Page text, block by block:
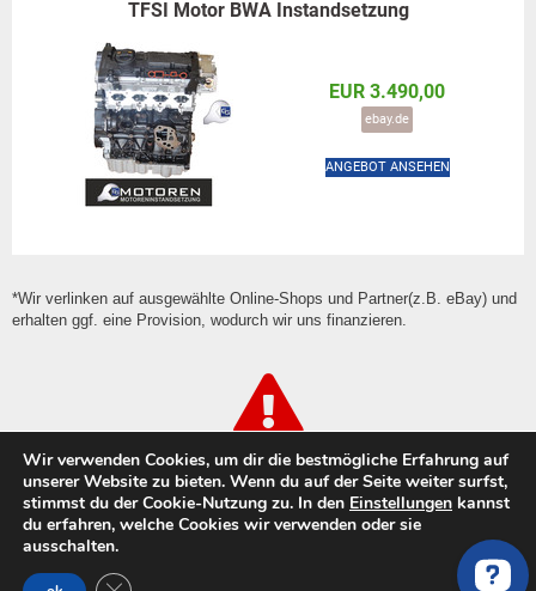
TFSI Motor BWA Instandsetzung
EUR 3.490,00
ebay.de
ANGEBOT ANSEHEN
*Wir verlinken auf ausgewählte Online-Shops und Partner(z.B. eBay) und
erhalten ggf. eine Provision, wodurch wir uns finanzieren.
Achtung vor Betrug & Pfusch!!
Vorsicht bei der Wahl der Werkstatt für die Motorschaden
Reparatur. Gerade im Motoren Markt ist die Zahl
Wir verwenden Cookies, um dir die bestmögliche Erfahrung auf
unserer Website zu bieten. Wenn du auf der Seite weiter surfst,
stimmst du der Cookie-Nutzung zu. In den Einstellungen kannst
du erfahren, welche Cookies wir verwenden oder sie
ausschalten.
GDPR Cookie-Banner schließen